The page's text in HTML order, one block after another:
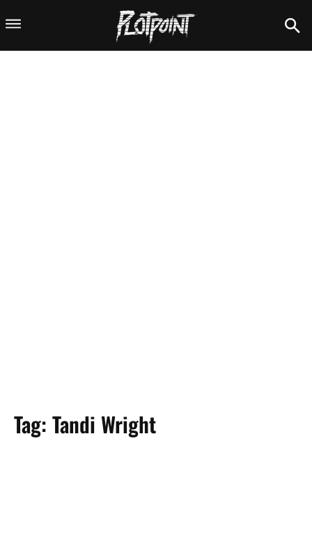
Tag: Tandi Wright